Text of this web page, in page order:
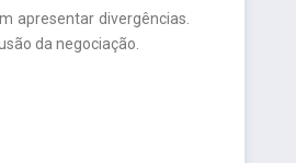
apresentar divergências.
da negociação.